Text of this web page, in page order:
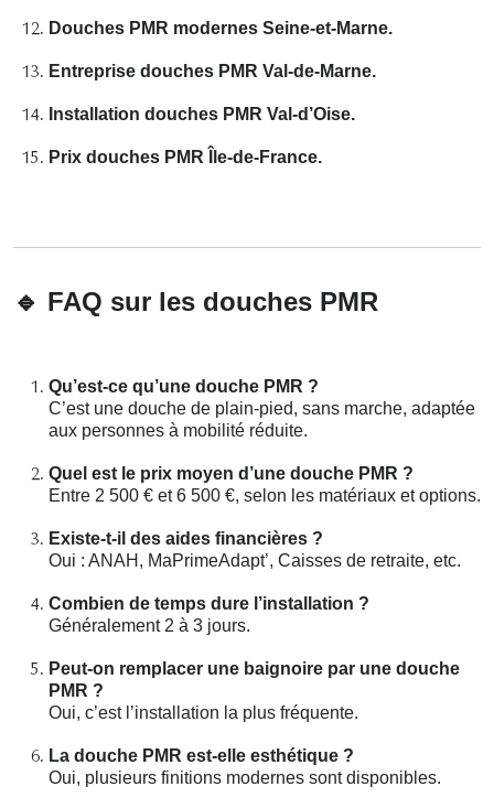
Douches PMR modernes Seine-et-Marne.
Entreprise douches PMR Val-de-Marne.
Installation douches PMR Val-d’Oise.
Prix douches PMR Île-de-France.
🔹 FAQ sur les douches PMR
Qu’est-ce qu’une douche PMR ?
C’est une douche de plain-pied, sans marche, adaptée
aux personnes à mobilité réduite.
Quel est le prix moyen d’une douche PMR ?
Entre 2 500 € et 6 500 €, selon les matériaux et options.
Existe-t-il des aides financières ?
Oui : ANAH, MaPrimeAdapt’, Caisses de retraite, etc.
Combien de temps dure l’installation ?
Généralement 2 à 3 jours.
Peut-on remplacer une baignoire par une douche
PMR ?
Oui, c’est l’installation la plus fréquente.
La douche PMR est-elle esthétique ?
Oui, plusieurs finitions modernes sont disponibles.